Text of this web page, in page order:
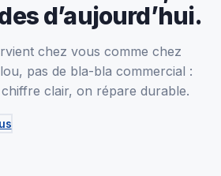
d’aujourd’hui.
chez vous comme chez
pas de bla-bla commercial :
clair, on répare durable.